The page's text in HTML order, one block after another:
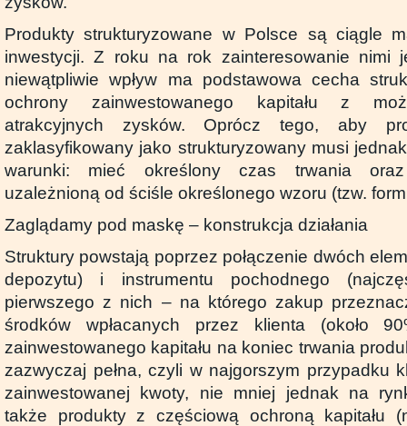
Produkty strukturyzowane w Polsce są ciągle
inwestycji. Z roku na rok zainteresowanie nimi
niewątpliwie wpływ ma podstawowa cecha
ochrony zainwestowanego kapitału z
atrakcyjnych zysków. Oprócz tego, aby
zaklasyfikowany jako strukturyzowany musi
warunki: mieć określony czas trwania oraz
uzależnioną od ściśle określonego wzoru (tzw.
Zaglądamy pod maskę – konstrukcja działania
Struktury powstają poprzez połączenie dwóch
depozytu) i instrumentu pochodnego
pierwszego z nich – na którego zakup
środków wpłacanych przez klienta (około
zainwestowanego kapitału na koniec trwania
zazwyczaj pełna, czyli w najgorszym przypadku
zainwestowanej kwoty, nie mniej jednak na
także produkty z częściową ochroną kapitału